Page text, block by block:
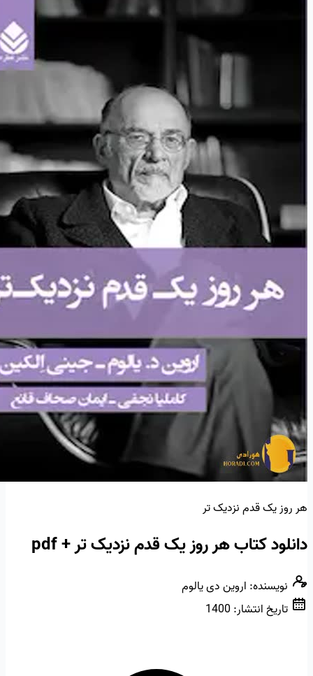
هر روز یک قدم نزدیک تر
دانلود کتاب هر روز یک قدم نزدیک تر + pdf
نویسنده: اروین دی یالوم
تاریخ انتشار: 1400